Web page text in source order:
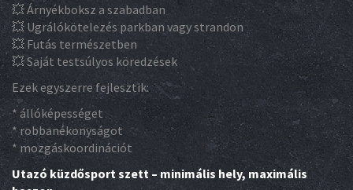
💥 Árnyékboksz a szabadban
💥 Ugrálókötelezés parkban vagy strandon
💥 Futás természetben
💥 Saját testsúlyos köredzések
Ezek egyszerre fejlesztik:
* állóképességet
* robbanékonyságot
* mozgáskoordinációt
Utazó küzdősport szett – minimális hely, maximális